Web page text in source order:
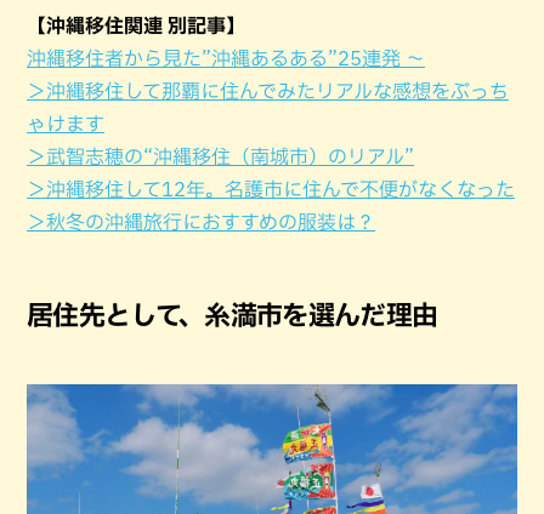
【沖縄移住関連 別記事】
沖縄移住者から見た”沖縄あるある”25連発 ～
＞沖縄移住して那覇に住んでみたリアルな感想をぶっち
ゃけます
＞武智志穂の“沖縄移住（南城市）のリアル”
＞沖縄移住して12年。名護市に住んで不便がなくなった
＞秋冬の沖縄旅行におすすめの服装は？
居住先として、糸満市を選んだ理由